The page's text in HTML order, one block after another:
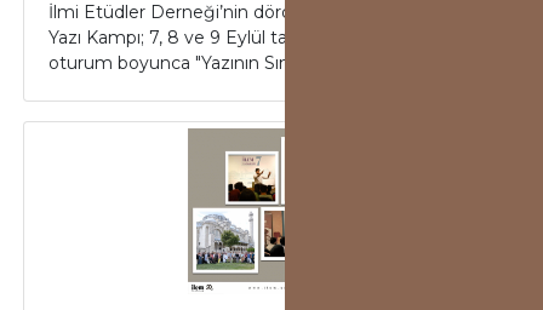
İlmi Etüdler Derneği’nin dördüncüsünü düzenlediği
Yazı Kampı; 7, 8 ve 9 Eylül tarihlerinde 3 gün / 6
oturum boyunca "Yazının Sınırları Var m...